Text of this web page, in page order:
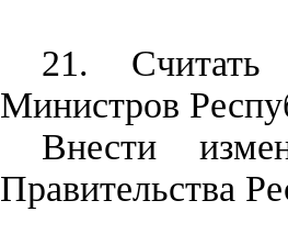
21. Считать
Министров
Внести
Правительства